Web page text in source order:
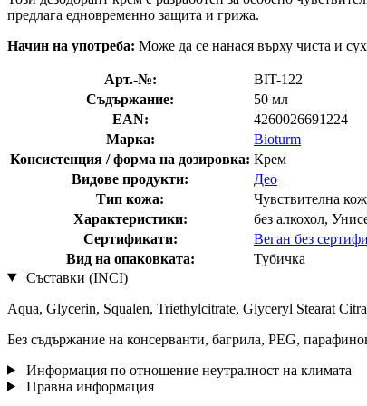
предлага едновременно защита и грижа.
Начин на употреба: Може да се нанася върху чиста и
Арт.-№:
BIT-122
Съдържание:
50 мл
EAN:
4260026691224
Марка:
Bioturm
Консистенция / форма на дозировка: Крем
Видове продукти:
Део
Тип кожа:
Чувствителна
Характеристики:
без алкохол,
Сертификати:
Веган без
Вид на опаковката:
Тубичка
Съставки (INCI)
Aqua, Glycerin, Squalen, Triethylcitrate, Glyceryl Stearat
Без съдържание на консерванти, багрила, PEG,
Информация по отношение неутралност на климата
Правна информация